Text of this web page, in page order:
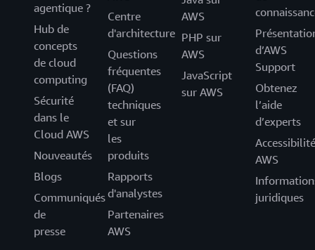
agentique ?
Hub de
concepts
de cloud
computing
Sécurité
dans le
Cloud AWS
Nouveautés
Blogs
Communiqués
de
presse
Centre
d'architecture
Questions
fréquentes
(FAQ)
techniques
et sur
les
produits
Rapports
d'analystes
Partenaires
AWS
AWS
PHP sur
AWS
JavaScript
sur AWS
d’AWS
Support
Obtenez
l’aide
d’experts
Accessibilité
AWS
juridiques